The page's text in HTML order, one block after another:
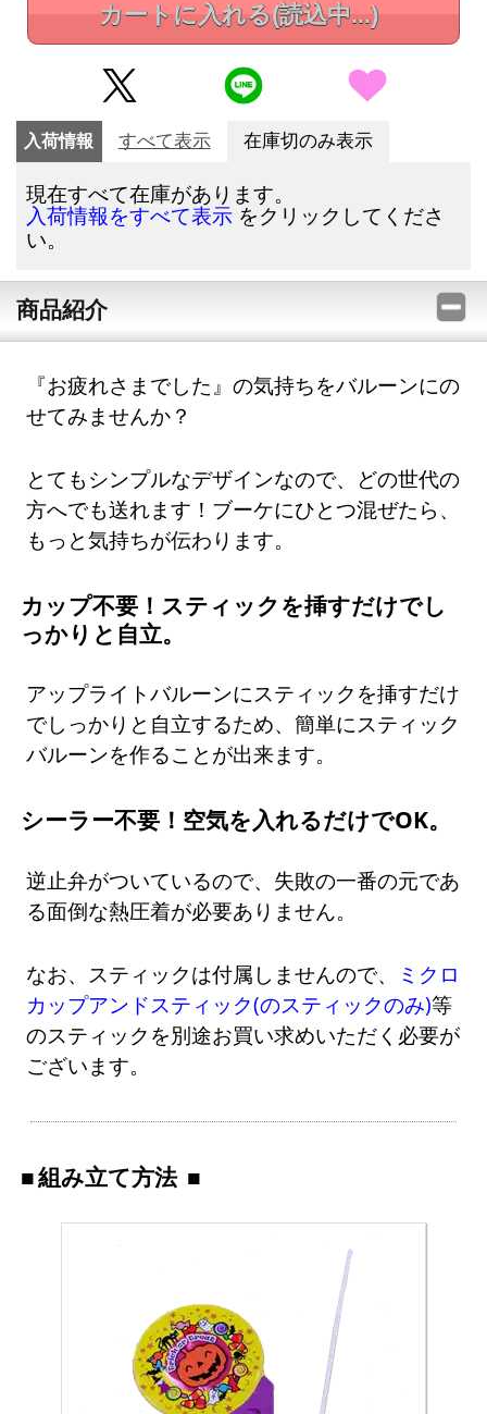
カートに入れる(読込中...)
入荷情報 すべて表示 在庫切のみ表示
現在すべて在庫があります。
入荷情報をすべて表示 をクリックしてくださ
い。
商品紹介
『お疲れさまでした』の気持ちをバルーンにの
せてみませんか？
とてもシンプルなデザインなので、どの世代の
方へでも送れます！ブーケにひとつ混ぜたら、
もっと気持ちが伝わります。
カップ不要！スティックを挿すだけでし
っかりと自立。
アップライトバルーンにスティックを挿すだけ
でしっかりと自立するため、簡単にスティック
バルーンを作ることが出来ます。
シーラー不要！空気を入れるだけでOK。
逆止弁がついているので、失敗の一番の元であ
る面倒な熱圧着が必要ありません。
なお、スティックは付属しませんので、
ミクロ
カップアンドスティック(のスティックのみ)等
のスティックを別途お買い求めいただく必要が
ございます。
組み立て方法